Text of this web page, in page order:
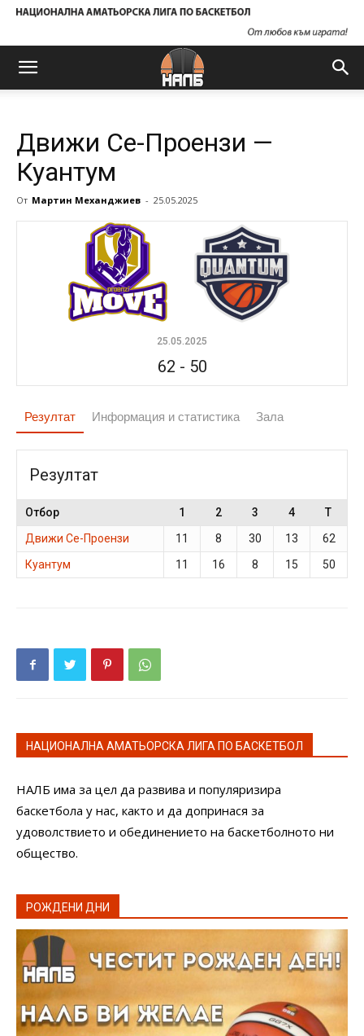
Движи Се-Проензи —
Куантум
От Мартин Механджиев - 25.05.2025
25.05.2025
62 - 50
Резултат Информация и статистика Зала
Резултат
Отбор 1 2 3 4
T
Движи Се-Проензи
11 8 30 13
62
Куантум
11 16 8 15 50
НАЦИОНАЛНА АМАТЬОРСКА ЛИГА ПО БАСКЕТБОЛ
НАЛБ има за цел да развива и популяризира
баскетбола у нас, както и да допринася за
удоволствието и обединението на баскетболното ни
общество.
РОЖДЕНИ ДНИ